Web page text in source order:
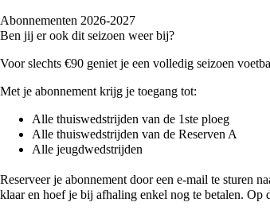
Abonnementen 2026-2027
Ben jij er ook dit seizoen weer bij?
Voor slechts €90 geniet je een volledig seizoen
Met je abonnement krijg je toegang tot:
Alle thuiswedstrijden van de 1ste ploeg
Alle thuiswedstrijden van de Reserven A
Alle jeugdwedstrijden
Reserveer je abonnement door een e-mail te sturen
klaar en hoef je bij afhaling enkel nog te betalen.